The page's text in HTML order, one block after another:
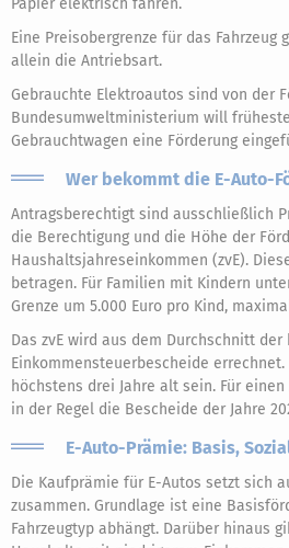
Papier elektrisch fahren.
Eine Preisobergrenze für das
allein die Antriebsart.
Gebrauchte Elektroautos sind von der
Bundesumweltministerium will
Gebrauchtwagen eine Förderung
Wer bekommt die E-Auto-
Antragsberechtigt sind ausschließlich
die Berechtigung und die Höhe der
Haushaltsjahreseinkommen (zvE).
betragen. Für Familien mit Kindern
Grenze um 5.000 Euro pro Kind,
Das zvE wird aus dem Durchschnitt
Einkommensteuerbescheide
höchstens drei Jahre alt sein. Für
in der Regel die Bescheide der Jahre
E-Auto-Prämie: Basis,
Die Kaufprämie für E-Autos setzt sich
zusammen. Grundlage ist eine
Fahrzeugtyp abhängt. Darüber hinaus